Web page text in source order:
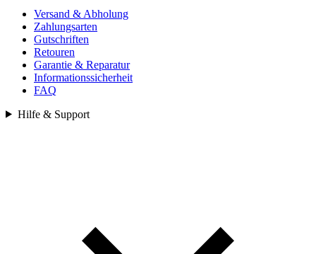
Versand & Abholung
Zahlungsarten
Gutschriften
Retouren
Garantie & Reparatur
Informationssicherheit
FAQ
Hilfe & Support